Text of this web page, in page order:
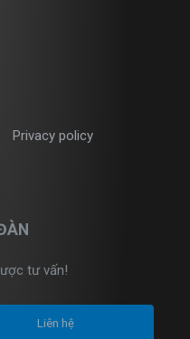
Privacy policy
tư vấn!
Liên hệ